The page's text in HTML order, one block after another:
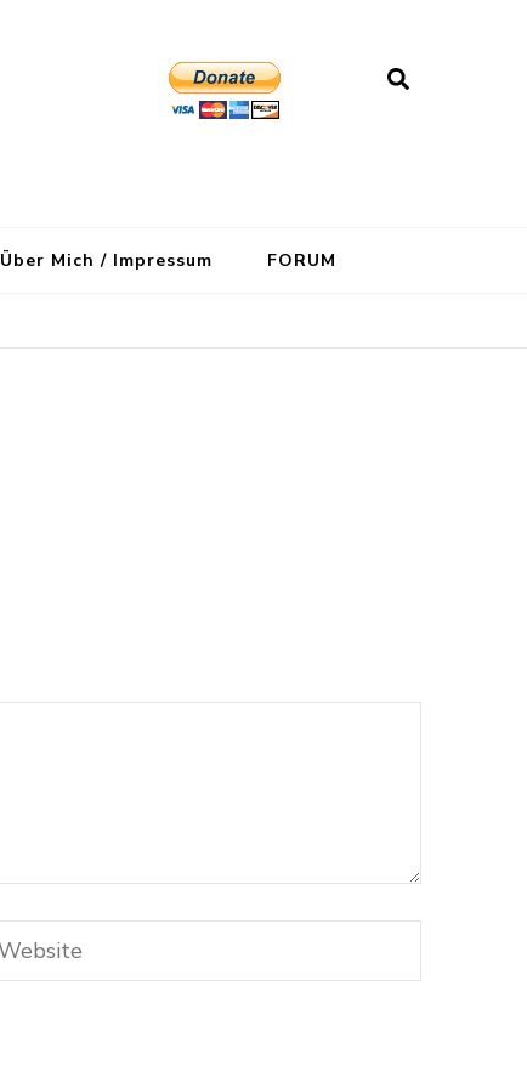
Über Mich / Impressum FORUM